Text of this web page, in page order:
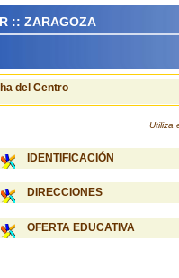
:: ZARAGOZA
del Centro
Utiliza
IDENTIFICACIÓN
DIRECCIONES
OFERTA EDUCATIVA